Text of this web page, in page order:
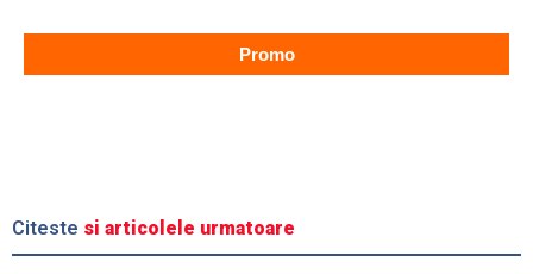
Promo
Citeste si articolele urmatoare